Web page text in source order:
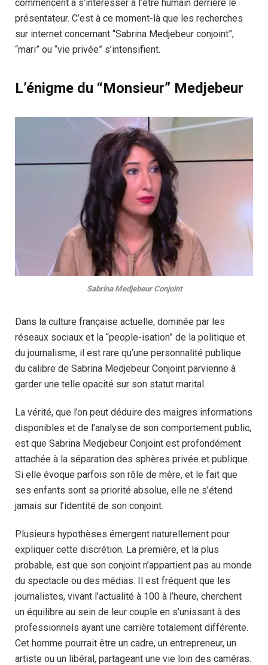
commencent à s’intéresser à l’être humain derrière le
présentateur. C’est à ce moment-là que les recherches
sur internet concernant “Sabrina Medjebeur conjoint”,
“mari” ou “vie privée” s’intensifient.
L’énigme du “Monsieur” Medjebeur
Sabrina Medjebeur Conjoint
Dans la culture française actuelle, dominée par les
réseaux sociaux et la “people-isation” de la politique et
du journalisme, il est rare qu’une personnalité publique
du calibre de Sabrina Medjebeur Conjoint parvienne à
garder une telle opacité sur son statut marital.
La vérité, que l’on peut déduire des maigres informations
disponibles et de l’analyse de son comportement public,
est que Sabrina Medjebeur Conjoint est profondément
attachée à la séparation des sphères privée et publique.
Si elle évoque parfois son rôle de mère, et le fait que
ses enfants sont sa priorité absolue, elle ne s’étend
jamais sur l’identité de son conjoint.
Plusieurs hypothèses émergent naturellement pour
expliquer cette discrétion. La première, et la plus
probable, est que son conjoint n’appartient pas au monde
du spectacle ou des médias. Il est fréquent que les
journalistes, vivant l’actualité à 100 à l’heure, cherchent
un équilibre au sein de leur couple en s’unissant à des
professionnels ayant une carrière totalement différente.
Cet homme pourrait être un cadre, un entrepreneur, un
artiste ou un libéral, partageant une vie loin des caméras.